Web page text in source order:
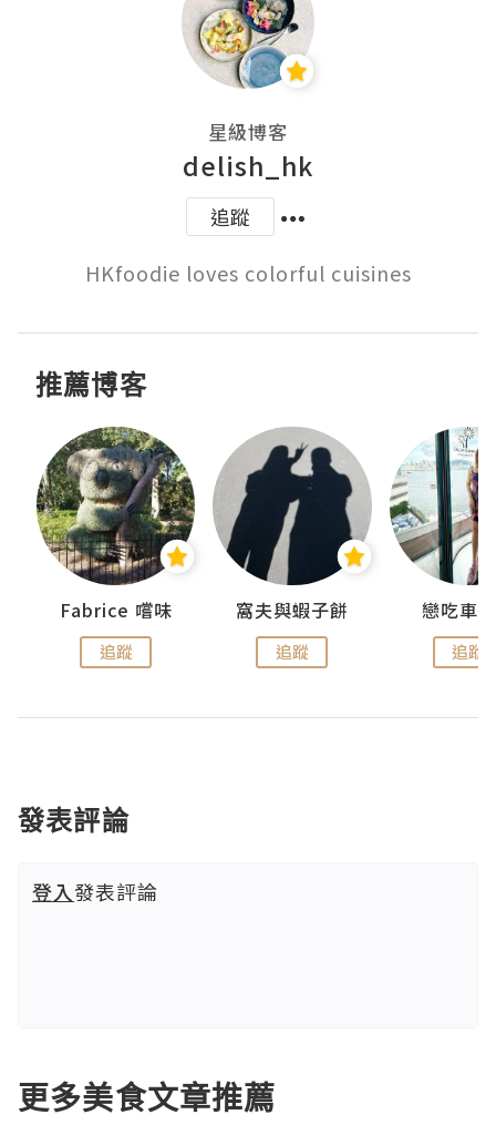
星級博客
delish_hk
追蹤
HKfoodie loves colorful cuisines
推薦博客
Fabrice 嚐味
追蹤
窩夫與蝦子餅
追蹤
戀吃車
追蹤
發表評論
登入發表評論
更多美食文章推薦